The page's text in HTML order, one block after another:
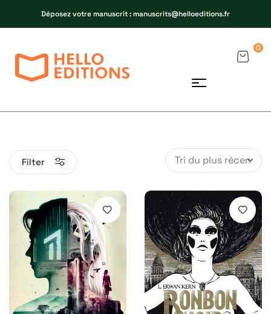
Déposez votre manuscrit : manuscrits@helloeditions.fr
0
Filter